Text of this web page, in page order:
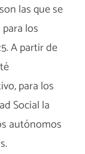
las que se
los
A partir de
para los
Social la
autónomos